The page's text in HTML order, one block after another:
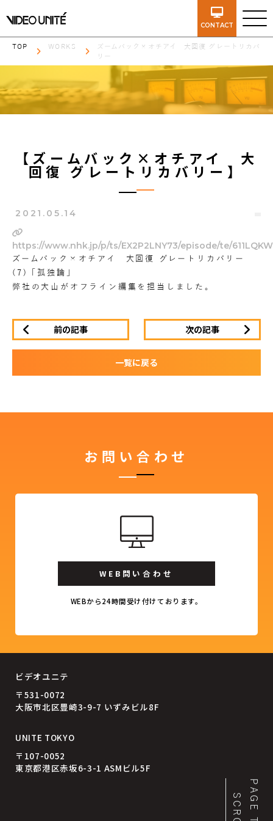
CONTACT
TOP WORKS
ズームバック×オチアイ 大回復 グレートリカバ
リー
【ズームバック×オチアイ 大
回復 グレートリカバリー】
2021.05.14
https://www.nhk.jp/p/ts/EX2P2LNY73/episode/te/
ズームバック×オチアイ 大回復 グレートリカバリー
(7)「孤独論」
弊社の大山がオフライン編集を担当しました。
前の記事 次の記事
一覧に戻る
お問い合わせ
WEB問い合わせ
WEBから24時間受け付けております。
ビデオユニテ
〒531-0072
大阪市北区豊崎3-9-7 いずみビル8F
UNITE TOKYO
〒107-0052
東京都港区赤坂6-3-1 ASMビル5F